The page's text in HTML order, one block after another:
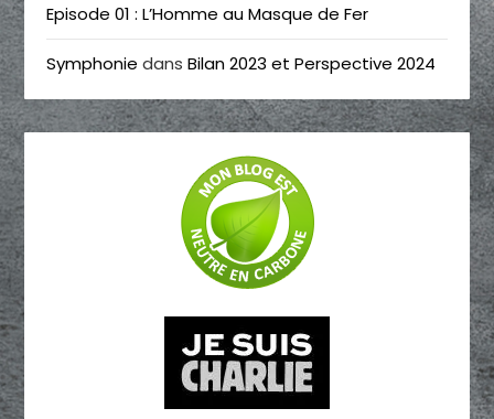
Episode 01 : L’Homme au Masque de Fer
Symphonie dansBilan 2023 et Perspective 2024